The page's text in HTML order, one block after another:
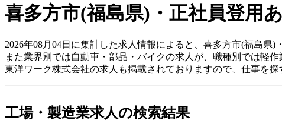
喜多方市(福島県)・正社員登用
2026年08月04日に集計した求人情報によると、喜多方市(福島県)
また業界別では自動車・部品・バイクの求人が、職種別では軽
東洋ワーク株式会社の求人も掲載されておりますので、仕事を探
工場・製造業求人の検索結果